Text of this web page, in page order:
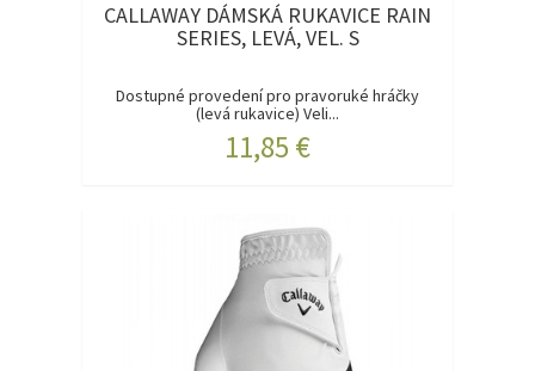
CALLAWAY DÁMSKÁ RUKAVICE RAIN
SERIES, LEVÁ, VEL. S
Dostupné provedení pro pravoruké hráčky
(levá rukavice) Veli...
11,85 €